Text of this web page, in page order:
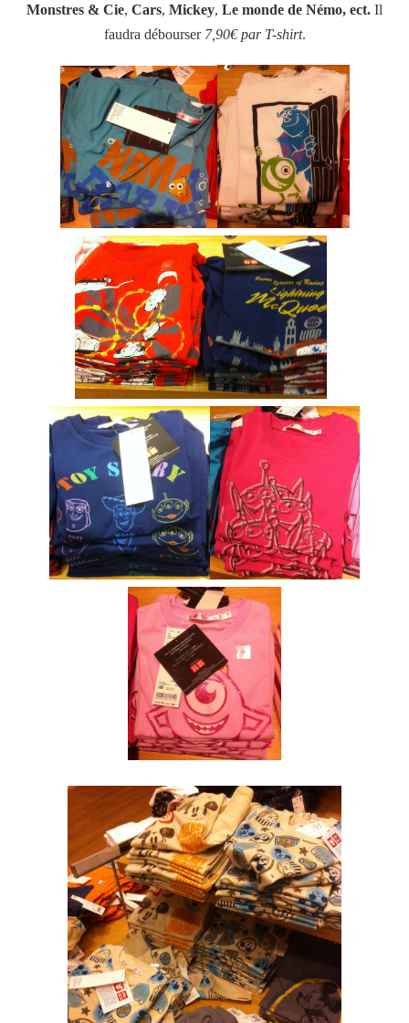
Monstres & Cie, Cars, Mickey, Le monde de Némo, ect. Il
faudra débourser 7,90€ par T-shirt.